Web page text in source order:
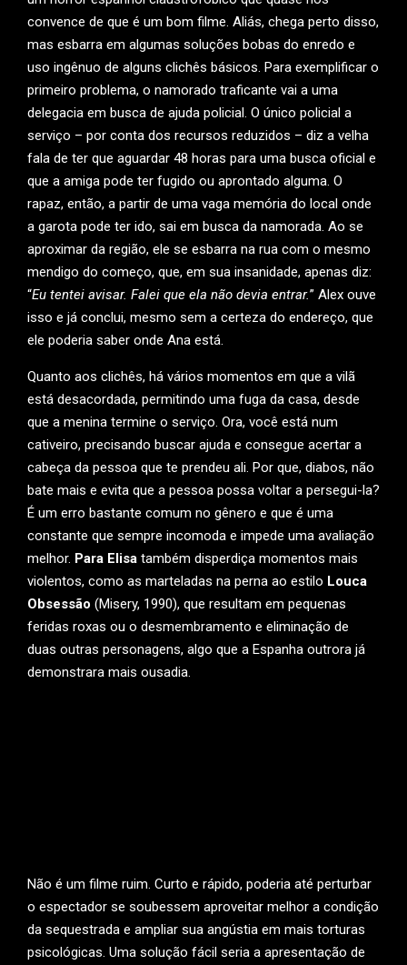
convence de que é um bom filme. Aliás, chega perto disso,
mas esbarra em algumas soluções bobas do enredo e
uso ingênuo de alguns clichês básicos. Para exemplificar o
primeiro problema, o namorado traficante vai a uma
delegacia em busca de ajuda policial. O único policial a
serviço – por conta dos recursos reduzidos – diz a velha
fala de ter que aguardar 48 horas para uma busca oficial e
que a amiga pode ter fugido ou aprontado alguma. O
rapaz, então, a partir de uma vaga memória do local onde
a garota pode ter ido, sai em busca da namorada. Ao se
aproximar da região, ele se esbarra na rua com o mesmo
mendigo do começo, que, em sua insanidade, apenas diz:
“Eu tentei avisar. Falei que ela não devia entrar.” Alex ouve
isso e já conclui, mesmo sem a certeza do endereço, que
ele poderia saber onde Ana está.
Quanto aos clichês, há vários momentos em que a vilã
está desacordada, permitindo uma fuga da casa, desde
que a menina termine o serviço. Ora, você está num
cativeiro, precisando buscar ajuda e consegue acertar a
cabeça da pessoa que te prendeu ali. Por que, diabos, não
bate mais e evita que a pessoa possa voltar a persegui-la?
É um erro bastante comum no gênero e que é uma
constante que sempre incomoda e impede uma avaliação
melhor. Para Elisa também disperdiça momentos mais
violentos, como as marteladas na perna ao estilo Louca
Obsessão (Misery, 1990), que resultam em pequenas
feridas roxas ou o desmembramento e eliminação de
duas outras personagens, algo que a Espanha outrora já
demonstrara mais ousadia.
Não é um filme ruim. Curto e rápido, poderia até perturbar
o espectador se soubessem aproveitar melhor a condição
da sequestrada e ampliar sua angústia em mais torturas
psicológicas. Uma solução fácil seria a apresentação de